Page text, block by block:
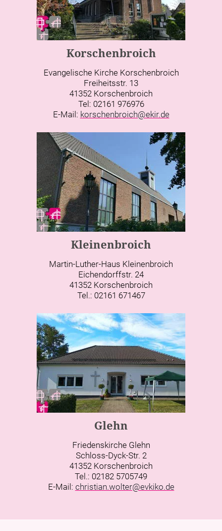
Korschenbroich
Evangelische Kirche Korschenbroich
Freiheitsstr. 13
41352 Korschenbroich
Tel: 02161 976976
E-Mail: korschenbroich@ekir.de
Kleinenbroich
Martin-Luther-Haus Kleinenbroich
Eichendorffstr. 24
41352 Korschenbroich
Tel.: 02161 671467
Glehn
Friedenskirche Glehn
Schloss-Dyck-Str. 2
41352 Korschenbroich
Tel.: 02182 5705749
E-Mail: christian.wolter@evkiko.de